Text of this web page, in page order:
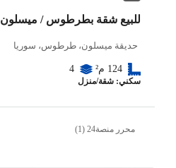
للبيع شقة بطرطوس / ميسلون
حديقة ميسلون، طرطوس، سوريا
124 م² 4
سكني: شقة/منزل
محرر منصة24 (1)